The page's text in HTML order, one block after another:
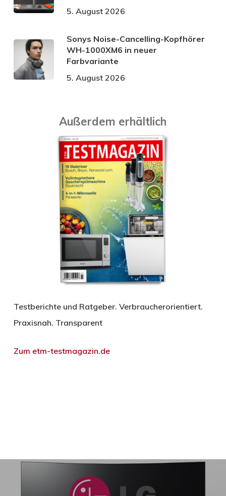
5. August 2026
Sonys Noise-Cancelling-Kopfhörer
WH-1000XM6 in neuer
Farbvariante
5. August 2026
Außerdem erhältlich
Testberichte und Ratgeber. Verbraucherorientiert.
Praxisnah. Transparent
Zum etm-testmagazin.de